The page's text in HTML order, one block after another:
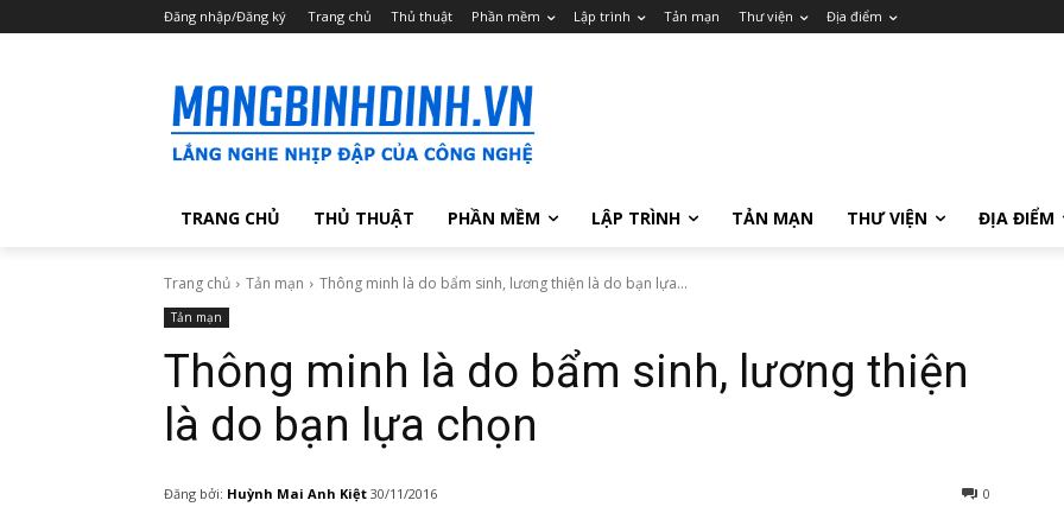
Đăng nhập/Đăng ký Trang chủ Thủ thuật Phần mềm Lập trình Tản mạn Thư viện Địa điểm
TRANG CHỦ THỦ THUẬT PHẦN MỀM LẬP TRÌNH TẢN MẠN THƯ VIỆN ĐỊA ĐIỂM
Trang chủ Tản mạn Thông minh là do bẩm sinh, lương thiện là do bạn lựa...
Tản mạn
Thông minh là do bẩm sinh, lương thiện
là do bạn lựa chọn
Đăng bởi: Huỳnh Mai Anh Kiệt 30/11/2016 0